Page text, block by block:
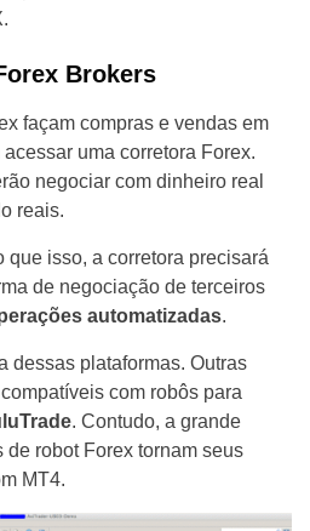
Brokers
façam compras e vendas em
uma corretora Forex.
negociar com dinheiro real
reais.
que isso, a corretora precisará
de negociação de terceiros
automatizadas.
dessas plataformas. Outras
com robôs para
. Contudo, a grande
robot Forex tornam seus
MT4.